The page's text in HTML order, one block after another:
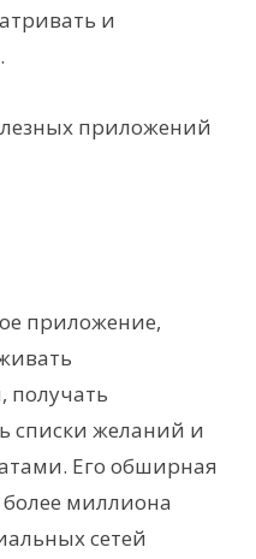
и
приложений
приложение,
получать
списки желаний и
Его обширная
миллиона
сетей